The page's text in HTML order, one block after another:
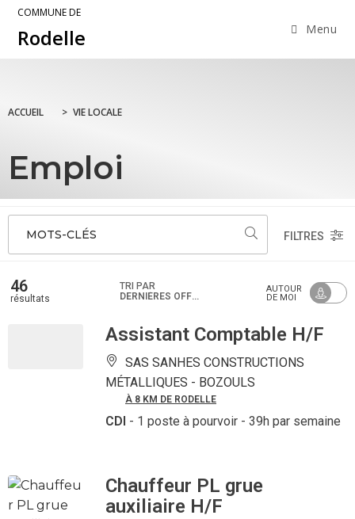
COMMUNE DE
Rodelle Menu
ACCUEIL > VIE LOCALE
Emploi
MOTS-CLÉS FILTRES
46
résultats
TRI PAR
DERNIÈRES OFFRES
AUTOUR
DE MOI
Assistant Comptable H/F
SAS SANHES CONSTRUCTIONS
MÉTALLIQUES - BOZOULS
À 8 KM DE RODELLE
CDI - 1 poste à pourvoir - 39h par semaine
Chauffeur PL grue
auxiliaire H/F